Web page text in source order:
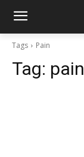
Tags Pain
Tag: pain